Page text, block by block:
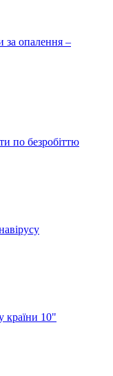
за опалення –
по безробіттю
країни 10"